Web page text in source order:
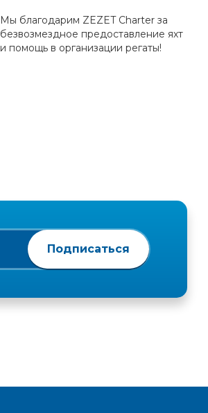
Мы благодарим ZEZET Charter за
безвозмездное предоставление яхт
и помощь в организации регаты!
Подписаться